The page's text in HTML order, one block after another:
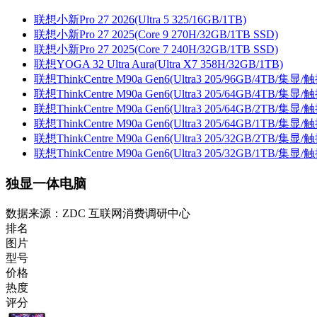
联想小新Pro 27 2026(Ultra 5 325/16GB/1TB)
联想小新Pro 27 2025(Core 9 270H/32GB/1TB SSD)
联想小新Pro 27 2025(Core 7 240H/32GB/1TB SSD)
联想YOGA 32 Ultra Aura(Ultra X7 358H/32GB/1TB)
联想ThinkCentre M90a Gen6(Ultra3 205/96GB/4TB/集显/
联想ThinkCentre M90a Gen6(Ultra3 205/64GB/4TB/集显/
联想ThinkCentre M90a Gen6(Ultra3 205/64GB/2TB/集显/
联想ThinkCentre M90a Gen6(Ultra3 205/64GB/1TB/集显/
联想ThinkCentre M90a Gen6(Ultra3 205/32GB/2TB/集显/
联想ThinkCentre M90a Gen6(Ultra3 205/32GB/1TB/集显/
独显一体电脑
数据来源：ZDC 互联网消费调研中心
排名
图片
型号
价格
热度
评分